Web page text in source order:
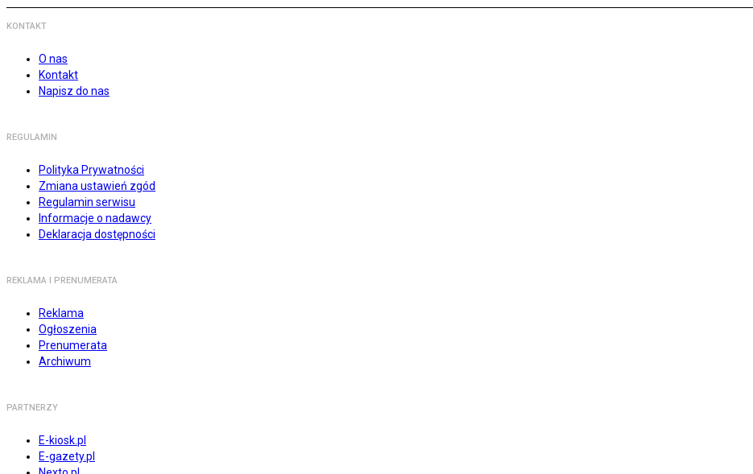
KONTAKT
O nas
Kontakt
Napisz do nas
REGULAMIN
Polityka Prywatności
Zmiana ustawień zgód
Regulamin serwisu
Informacje o nadawcy
Deklaracja dostępności
REKLAMA I PRENUMERATA
Reklama
Ogłoszenia
Prenumerata
Archiwum
PARTNERZY
E-kiosk.pl
E-gazety.pl